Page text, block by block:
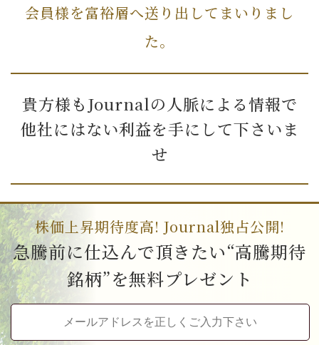
会員様を富裕層へ送り出してまいりまし
た。
貴方様もJournalの人脈による情報で
他社にはない利益を手にして下さいま
せ
株価上昇期待度高! Journal独占公開!
急騰前に仕込んで頂きたい“高騰期待
銘柄”を無料プレゼント